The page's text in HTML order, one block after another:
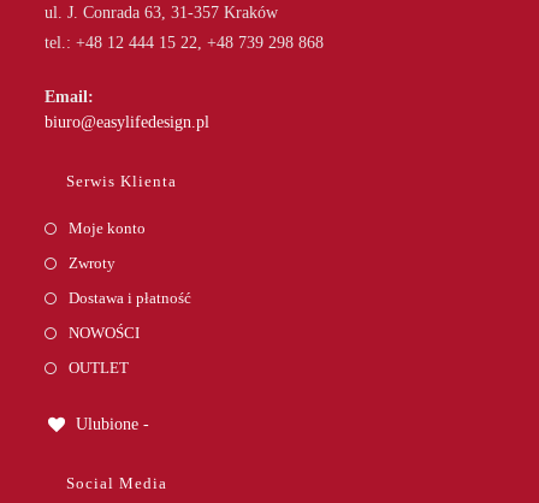
ul. J. Conrada 63, 31-357 Kraków
tel.: +48 12 444 15 22, +48 739 298 868
Email:
biuro@easylifedesign.pl
Serwis Klienta
Moje konto
Zwroty
Dostawa i płatność
NOWOŚCI
OUTLET
Ulubione -
Social Media